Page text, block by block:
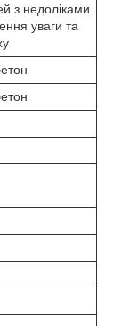
з недоліками
уваги та